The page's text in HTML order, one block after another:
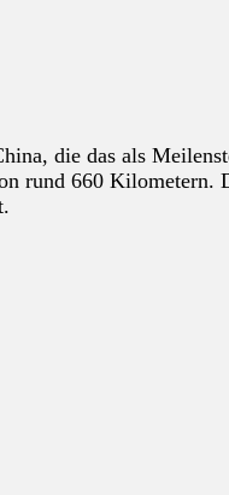
die das als
rund 660 Kilometern.